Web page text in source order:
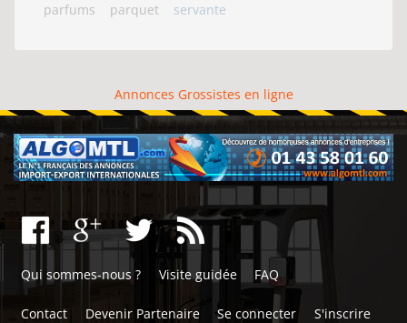
parfums parquet servante
Annonces Grossistes en ligne
Qui sommes-nous ? Visite guidée FAQ
Contact Devenir Partenaire Se connecter
S'inscrire